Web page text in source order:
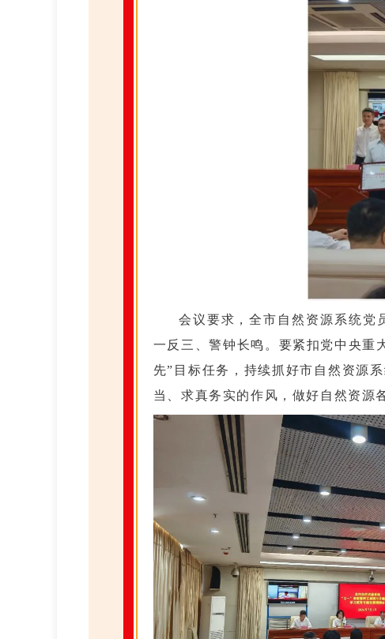
会议要求，全市自然资源系统党
一反三、警钟长鸣。要紧扣党中央重
先”目标任务，持续抓好市自然资源
当、求真务实的作风，做好自然资源